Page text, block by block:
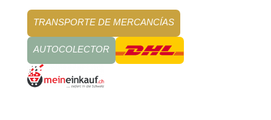
TRANSPORTE DE MERCANCÍAS
AUTOCOLECTOR